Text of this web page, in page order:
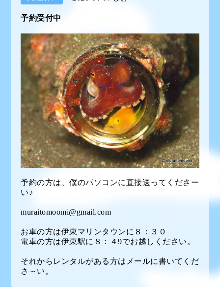
予約受付中
予約の方は、僕のパソコンに直接送ってくださー
い♪
muraitomoomi@gmail.com
お車の方は伊東マリンタウンに８：３０
電車の方は伊東駅に８：４9でお越しください。
それからレンタルがある方はメールに書いてくだ
さ～い。